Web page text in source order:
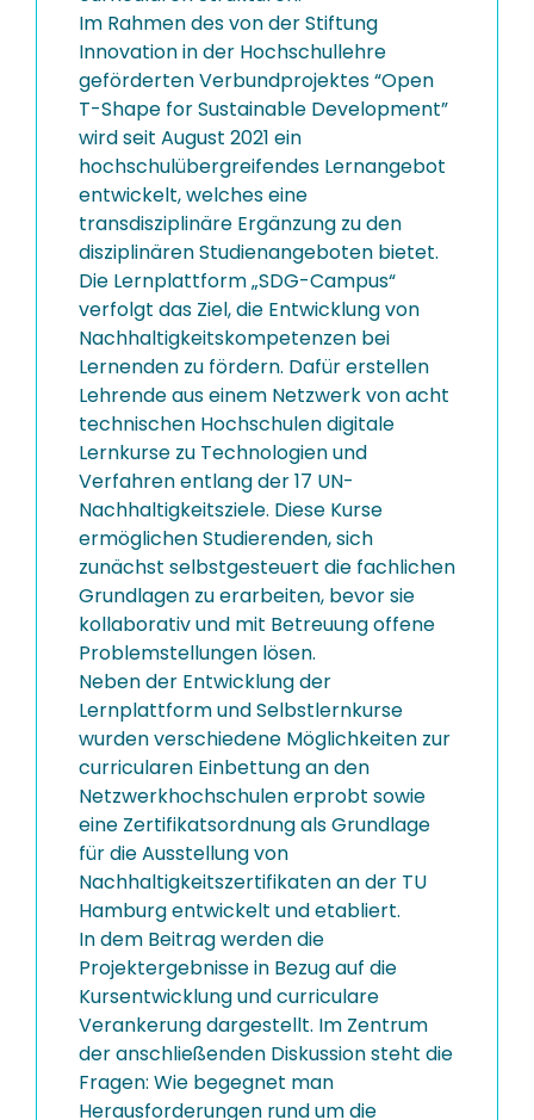
Im Rahmen des von der Stiftung
Innovation in der Hochschullehre
geförderten Verbundprojektes “Open
T-Shape for Sustainable Development”
wird seit August 2021 ein
hochschulübergreifendes Lernangebot
entwickelt, welches eine
transdisziplinäre Ergänzung zu den
disziplinären Studienangeboten bietet.
Die Lernplattform „SDG-Campus“
verfolgt das Ziel, die Entwicklung von
Nachhaltigkeitskompetenzen bei
Lernenden zu fördern. Dafür erstellen
Lehrende aus einem Netzwerk von acht
technischen Hochschulen digitale
Lernkurse zu Technologien und
Verfahren entlang der 17 UN-
Nachhaltigkeitsziele. Diese Kurse
ermöglichen Studierenden, sich
zunächst selbstgesteuert die fachlichen
Grundlagen zu erarbeiten, bevor sie
kollaborativ und mit Betreuung offene
Problemstellungen lösen.
Neben der Entwicklung der
Lernplattform und Selbstlernkurse
wurden verschiedene Möglichkeiten zur
curricularen Einbettung an den
Netzwerkhochschulen erprobt sowie
eine Zertifikatsordnung als Grundlage
für die Ausstellung von
Nachhaltigkeitszertifikaten an der TU
Hamburg entwickelt und etabliert.
In dem Beitrag werden die
Projektergebnisse in Bezug auf die
Kursentwicklung und curriculare
Verankerung dargestellt. Im Zentrum
der anschließenden Diskussion steht die
Fragen: Wie begegnet man
Herausforderungen rund um die